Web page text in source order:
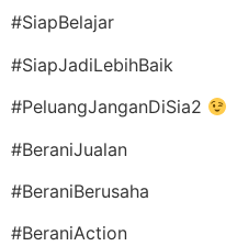
#SiapBelajar
#SiapJadiLebihBaik
#PeluangJanganDiSia2
#BeraniJualan
#BeraniBerusaha
#BeraniAction